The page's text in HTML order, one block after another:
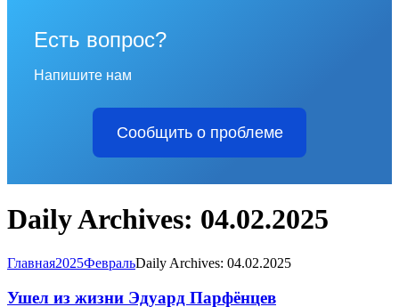
Есть вопрос?
Напишите нам
Сообщить о проблеме
Daily Archives: 04.02.2025
Главная2025ФевральDaily Archives: 04.02.2025
Ушел из жизни Эдуард Парфёнцев